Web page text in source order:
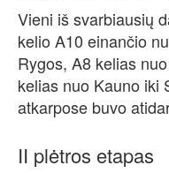
Vieni iš svarbiausių
kelio A10 einančio
Rygos, A8 kelias
kelias nuo Kauno iki
atkarpose buvo
II plėtros etapas